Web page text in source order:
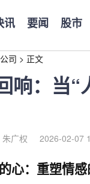
讯 要闻 股市
公司 > 正文
响：当
广权 2026-02-07
心：重塑情